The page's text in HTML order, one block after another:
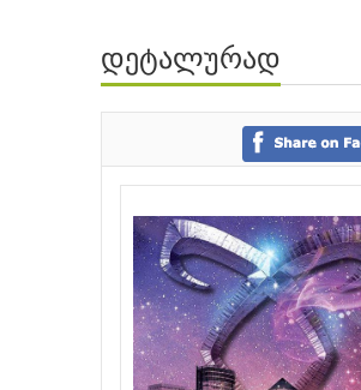
ავტორები
გამომცემლობები
დეტალურად